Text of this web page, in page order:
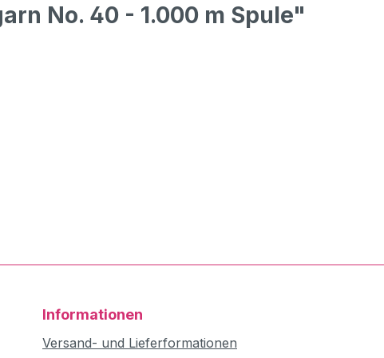
No. 40 - 1.000 m Spule"
Informationen
Versand- und Lieferformationen